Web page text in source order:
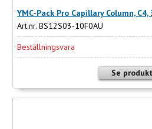
YMC-Pack Pro Capillary Column,
Art.nr. BS12S03-10F0AU
Beställningsvara
Se